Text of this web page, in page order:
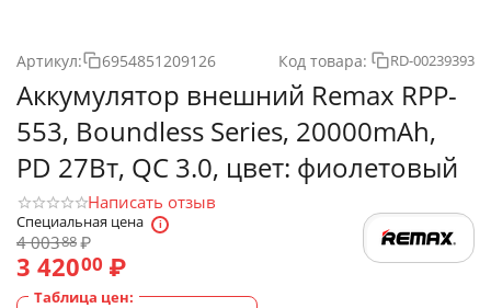
Артикул: 6954851209126 Код товара: RD-00239393
Аккумулятор внешний Remax RPP-
553, Boundless Series, 20000mAh,
PD 27Вт, QC 3.0, цвет: фиолетовый
Написать отзыв
Специальная цена
4 00388₽
3 42000 ₽
Таблица цен: